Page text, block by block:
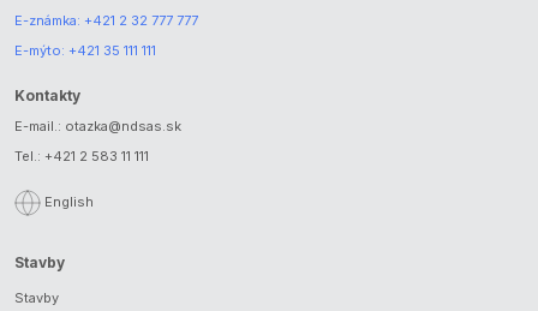
E-známka: +421 2 32 777 777
E-mýto: +421 35 111 111
Kontakty
E-mail.: otazka@ndsas.sk
Tel.: +421 2 583 11 111
English
Stavby
Stavby